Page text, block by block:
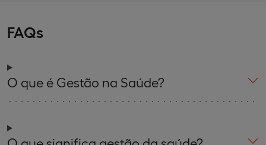
FAQs
O que é Gestão na Saúde?